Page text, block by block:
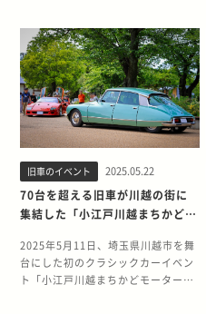
イツ車だったんですね 高校生の頃は
いろいろ考えてましたが、いざクル
マを買うとなると「やっぱりドイツ
車に乗りたい」という気持ちが強く
て。高校卒業後は就職したこともあ
って、通勤の足になるクルマが必要
だったんです。 そんなタイミングで
現れたのがゴルフ2でした。もう30
年以上も前のことですが、当時、65
万円ほどの価格で手に入れた記憶が
あります。 ゴルフ2は最初の愛車で
すし、とにかく運転するのが楽しく
り、スキーにも行きましたね。 ゴル
フ2からゴルフ3へ 高校を卒業後、1
度就職したんですが、思うところが
さんのこれまでの愛車遍歴を教えて
ください 日産チェリーやローレルな
ど、日産車を何台か乗り継いだあ
と、フォルクスワーゲン タイプ1や
タイプ3、カルマンギア、プーマと
いうレアなモデルを所有していた時
期もあります。 ふとしたきっかけで
ポルシェに乗るようになり、最初に
手に入れたのは1973年式ポルシェ
911Tです。その後、1968年式ポル
シェ912や1964年ポルシェ365C、
ポルシェ924に乗っていたこともあ
ピードスターと、普段使いをしてい
るフランス車の2台体制です。 愛車
であるポルシェ356の存在を知った
ます。「このクルマがある限り、ま
だ頑張れる」――いつもそう感じて
います。 現在は通勤にも使っていま
すが、25年というスパンで考える
と、年間の走行距離は1万kmは届か
ないということになりますね。 クル
マが好きになったきっかけは覚えて
いますか？ 中学生の頃でしょうか。
同級生にもクルマ好きがいて、2人
で自転車に乗って国道沿いにある日
産ディーラーに行き、スカイライン
(R32型)やフェアレディZ(Z32型)の
カタログをもらいにいきましたね。
そのディーラーではクルマを買える
はずがない中学生にもカタログをく
愛する方々の「そうそう、あるあ
る」をお伝えしていきたいと思って
います。 記念すべき初回は、私とこ
れまでに所有してきたクルマたち。
そして、運命の出会いを果たした愛
車「1970年式ポルシェ911S」つい
て紹介します。 また本企画である、
「もしも別れることになったら」に
ついても考えてみます。 はじめに
日々、さまざまな自動車関連メディ
有しているオーナー様を取材する機
会があります。 そういった方々は基
本的には手放したり、乗り換えたり
旧車のイベント 2025.05.22
70台を超える旧車が川越の街に
集結した「小江戸川越まちかどモ
2025年5月11日、埼玉県川越市を舞
台にした初のクラシックカーイベン
ト「小江戸川越まちかどモーターギ